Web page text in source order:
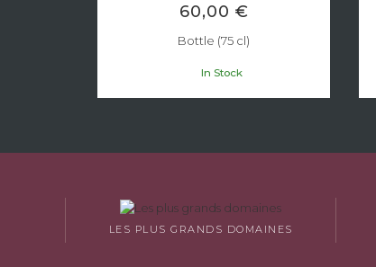
60,00 €
Bottle (75 cl)
In Stock
LES PLUS GRANDS DOMAINES